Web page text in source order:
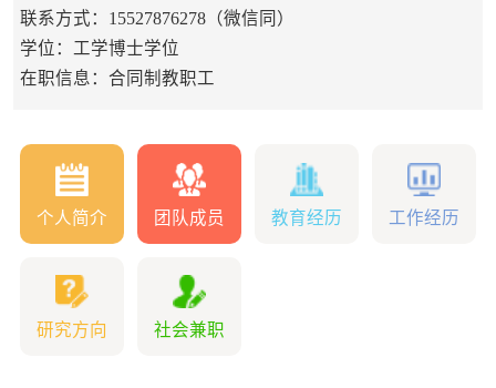
联系方式：15527876278（微信同）
学位：工学博士学位
在职信息：合同制教职工
个人简介 团队成员 教育经历 工作经历
研究方向 社会兼职